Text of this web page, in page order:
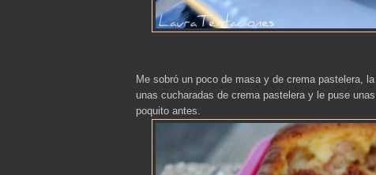
Me sobró un poco de masa y de crema pastelera,
unas cucharadas de crema pastelera y le puse
poquito antes.